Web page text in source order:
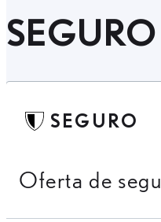
SEGURO
SEGURO
Oferta de